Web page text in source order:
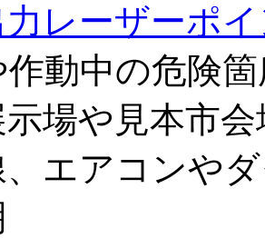
力レーザーポ
作動中の危険
示場や見本市
、エアコンや